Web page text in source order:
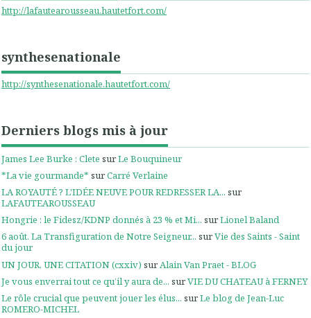
http://lafautearousseau.hautetfort.com/
synthesenationale
http://synthesenationale.hautetfort.com/
Derniers blogs mis à jour
James Lee Burke : Clete surLe Bouquineur
*La vie gourmande* surCarré Verlaine
LA ROYAUTÉ ? L'IDÉE NEUVE POUR REDRESSER LA... sur
LAFAUTEAROUSSEAU
Hongrie : le Fidesz/KDNP donnés à 23 % et Mi... surLionel Baland
6 août. La Transfiguration de Notre Seigneur... surVie des Saints - Saint
du jour
UN JOUR, UNE CITATION (cxxiv) sur Alain Van Praet - BLOG
Je vous enverrai tout ce qu’il y aura de... surVIE DU CHATEAU à FERNEY
Le rôle crucial que peuvent jouer les élus... surLe blog de Jean-Luc
ROMERO-MICHEL